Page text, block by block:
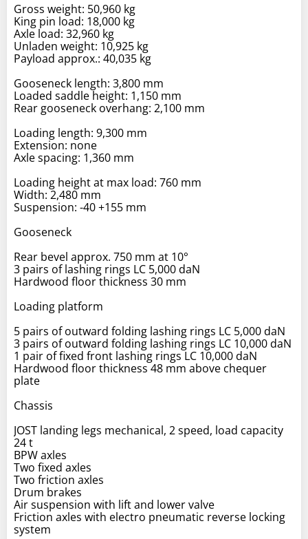
Gross weight: 50,960 kg
King pin load: 18,000 kg
Axle load: 32,960 kg
Unladen weight: 10,925 kg
Payload approx.: 40,035 kg
Gooseneck length: 3,800 mm
Loaded saddle height: 1,150 mm
Rear gooseneck overhang: 2,100 mm
Loading length: 9,300 mm
Extension: none
Axle spacing: 1,360 mm
Loading height at max load: 760 mm
Width: 2,480 mm
Suspension: -40 +155 mm
Gooseneck
Rear bevel approx. 750 mm at 10°
3 pairs of lashing rings LC 5,000 daN
Hardwood floor thickness 30 mm
Loading platform
5 pairs of outward folding lashing rings LC 5,000 daN
3 pairs of outward folding lashing rings LC 10,000 daN
1 pair of fixed front lashing rings LC 10,000 daN
Hardwood floor thickness 48 mm above chequer
plate
Chassis
JOST landing legs mechanical, 2 speed, load capacity
24 t
BPW axles
Two fixed axles
Two friction axles
Drum brakes
Air suspension with lift and lower valve
Friction axles with electro pneumatic reverse locking
system